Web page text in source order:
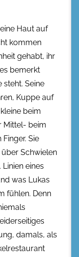
Haut auf
kommen
gehabt, ihr
bemerkt
steht. Seine
Kuppe auf
beim
Mittel- beim
Sie
Schwielen
eines
was Lukas
fühlen. Denn
damals, als